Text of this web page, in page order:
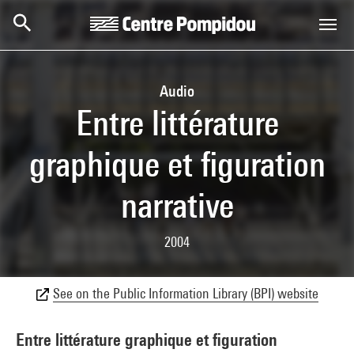
Audio
Entre littérature
graphique et figuration
narrative
2004
See on the Public Information Library (BPI) website
Entre littérature graphique et figuration